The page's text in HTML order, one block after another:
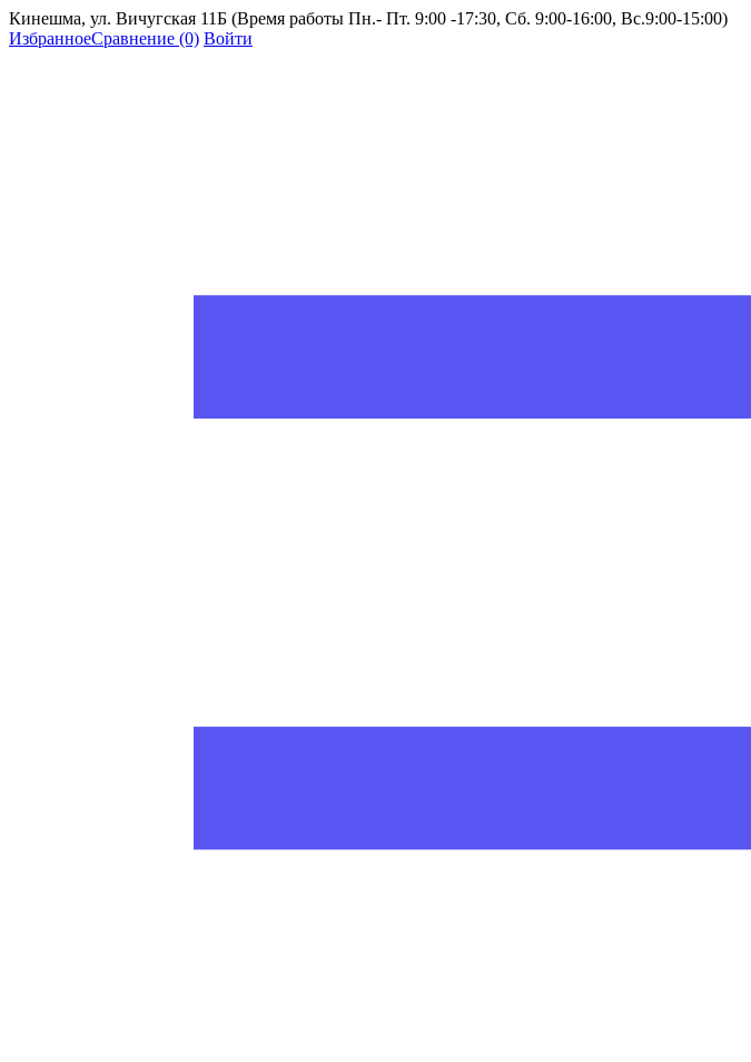
Кинешма, ул. Вичугская 11Б (Время работы Пн.- Пт. 9:00 -17:30, Сб. 9:00-16:00, Вс.9:00-15:00)
ИзбранноеСравнение (0) Войти